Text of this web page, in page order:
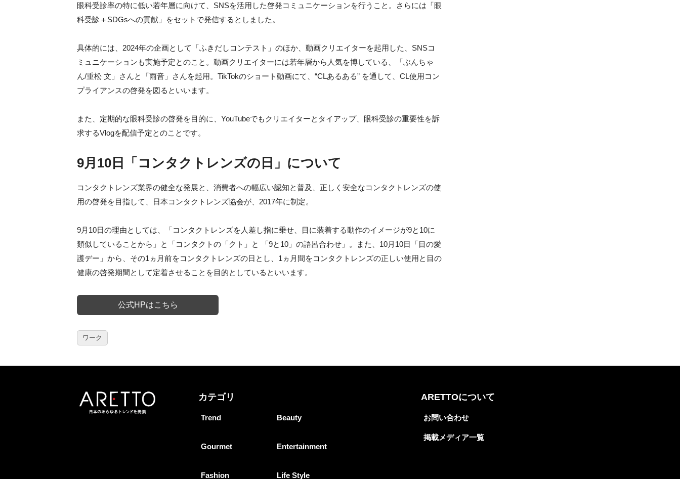
眼科受診率の特に低い若年層に向けて、SNSを活用した啓発コミュニケーションを行うこと。さらには「眼
科受診＋SDGsへの貢献」をセットで発信するとしました。
具体的には、2024年の企画として「ふきだしコンテスト」のほか、動画クリエイターを起用した、SNSコ
ミュニケーションも実施予定とのこと。動画クリエイターには若年層から人気を博している、「ぶんちゃ
ん/重松 文」さんと「雨音」さんを起用。TikTokのショート動画にて、“CLあるある” を通して、CL使用コン
プライアンスの啓発を図るといいます。
また、定期的な眼科受診の啓発を目的に、YouTubeでもクリエイターとタイアップ、眼科受診の重要性を訴
求するVlogを配信予定とのことです。
9月10日「コンタクトレンズの日」について
コンタクトレンズ業界の健全な発展と、消費者への幅広い認知と普及、正しく安全なコンタクトレンズの使
用の啓発を目指して、日本コンタクトレンズ協会が、2017年に制定。
9月10日の理由としては、「コンタクトレンズを人差し指に乗せ、目に装着する動作のイメージが9と10に
類似していることから」と「コンタクトの「クト」と 「9と10」の語呂合わせ」。また、10月10日「目の愛
護デー」から、その1ヵ月前をコンタクトレンズの日とし、1ヵ月間をコンタクトレンズの正しい使用と目の
健康の啓発期間として定着させることを目的としているといいます。
公式HPはこちら
ワーク
カテゴリ
Trend Beauty
Gourmet Entertainment
Fashion Life Style
ARETTOについて
お問い合わせ
掲載メディア一覧